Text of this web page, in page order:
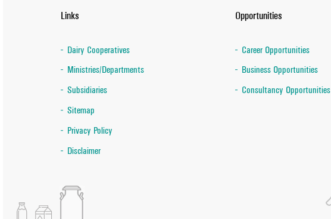
Links
Dairy Cooperatives
Ministries/Departments
Subsidiaries
Sitemap
Privacy Policy
Disclaimer
Opportunities
Career Opportunities
Business Opportunities
Consultancy Opportunities